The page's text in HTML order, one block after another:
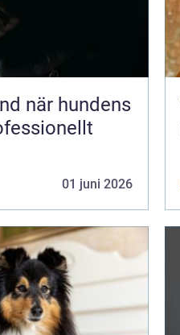
01 juni 2026